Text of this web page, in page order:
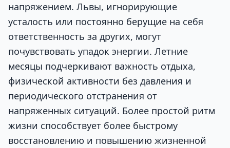
напряжением. Львы, игнорирующие
усталость или постоянно берущие на себя
ответственность за других, могут
почувствовать упадок энергии. Летние
месяцы подчеркивают важность отдыха,
физической активности без давления и
периодического отстранения от
напряженных ситуаций. Более простой ритм
жизни способствует более быстрому
восстановлению и повышению жизненной